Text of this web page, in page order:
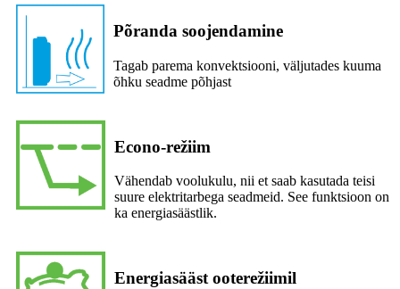
Põranda soojendamine
Tagab parema konvektsiooni, väljutades kuuma
õhku seadme põhjast
Econo-režiim
Vähendab voolukulu, nii et saab kasutada teisi
suure elektritarbega seadmeid. See funktsioon on
ka energiasäästlik.
Energiasääst ooterežiimil